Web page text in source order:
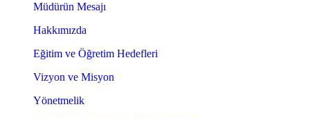
Müdürün Mesajı
Hakkımızda
Eğitim ve Öğretim Hedefleri
Vizyon ve Misyon
Yönetmelik